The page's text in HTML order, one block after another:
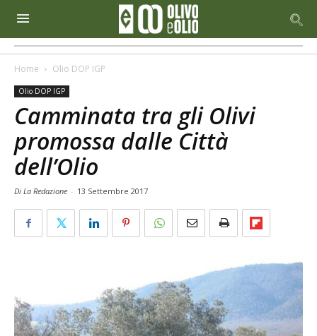
Home Olio DOP IGP
Olio DOP IGP
Camminata tra gli Olivi
promossa dalle Città
dell’Olio
Di La Redazione - 13 Settembre 2017